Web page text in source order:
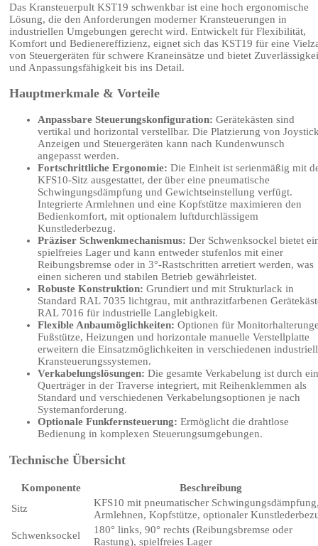
Das Kransteuerpult KST19 schwenkbar ist eine hoch ergonomische
Lösung, die den Anforderungen moderner Kransteuerungen in
industriellen Umgebungen gerecht wird. Entwickelt für Flexibilität,
Komfort und Bedienereffizienz, eignet sich das KST19 für eine
von Steuergeräten für schwere Kraneinsätze und bietet
und Anpassungsfähigkeit bis ins Detail.
Hauptmerkmale & Vorteile
Anpassbare Steuerungskonfiguration: Gerätekästen sind
vertikal und horizontal verstellbar. Die Platzierung von
Anzeigen und Steuergeräten kann nach Kundenwunsch
angepasst werden.
Fortschrittliche Ergonomie: Die Einheit ist serienmäßig mit
KFS10-Sitz ausgestattet, der über eine pneumatische
Schwingungsdämpfung und Gewichtseinstellung verfügt.
Integrierte Armlehnen und eine Kopfstütze maximieren den
Bedienkomfort, mit optionalem luftdurchlässigem
Kunstlederbezug.
Präziser Schwenkmechanismus: Der Schwenksockel bietet
spielfreies Lager und kann entweder stufenlos mit einer
Reibungsbremse oder in 3°-Rastschritten arretiert werden, was
einen sicheren und stabilen Betrieb gewährleistet.
Robuste Konstruktion: Grundiert und mit Strukturlack in
Standard RAL 7035 lichtgrau, mit anthrazitfarbenen
RAL 7016 für industrielle Langlebigkeit.
Flexible Anbaumöglichkeiten: Optionen für
Fußstütze, Heizungen und horizontale manuelle Verstellplatte
erweitern die Einsatzmöglichkeiten in verschiedenen
Kransteuerungssystemen.
Verkabelungslösungen: Die gesamte Verkabelung ist durch
Querträger in der Traverse integriert, mit Reihenklemmen als
Standard und verschiedenen Verkabelungsoptionen je nach
Systemanforderung.
Optionale Funkfernsteuerung: Ermöglicht die drahtlose
Bedienung in komplexen Steuerungsumgebungen.
Technische Übersicht
Komponente
Beschreibung
Sitz
KFS10 mit pneumatischer
Armlehnen, Kopfstütze, optionaler
Schwenksockel
180° links, 90° rechts (Reibungsbremse oder
Rastung), spielfreies Lager